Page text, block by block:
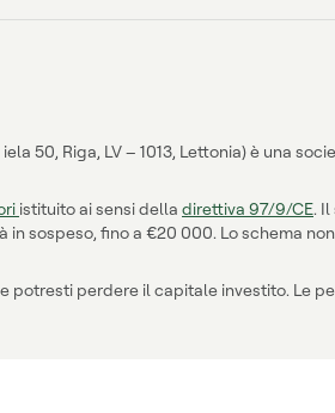
50, Riga, LV – 1013, Lettonia) è una
istituito ai sensi della direttiva 97/9/CE.
sospeso, fino a €20 000. Lo schema
perdere il capitale investito. Le